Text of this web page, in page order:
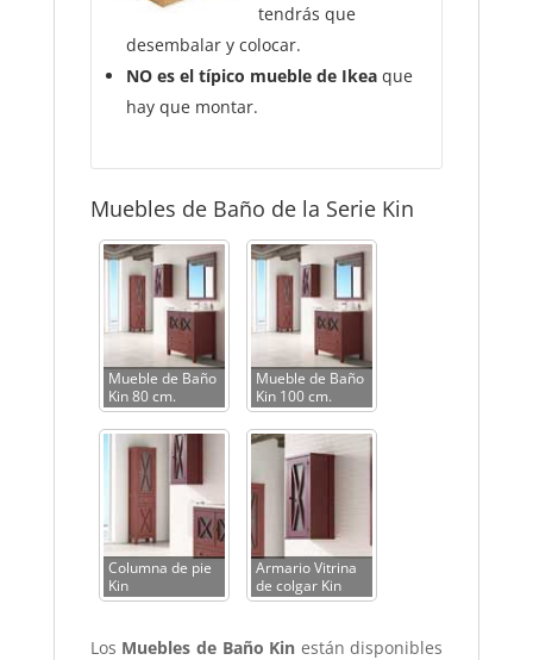
tendrás que
desembalar y colocar.
NO es el típico mueble de Ikeaque
hay que montar.
Muebles de Baño de la Serie Kin
Mueble de Baño
Kin 80 cm.
Mueble de Baño
Kin 100 cm.
Columna de pie
Kin
Armario Vitrina
de colgar Kin
Los Muebles de Baño Kin están disponibles